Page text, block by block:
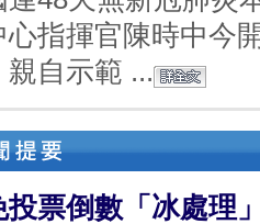
心指揮官陳時中今
親自示範 ...
投票倒數「冰處理